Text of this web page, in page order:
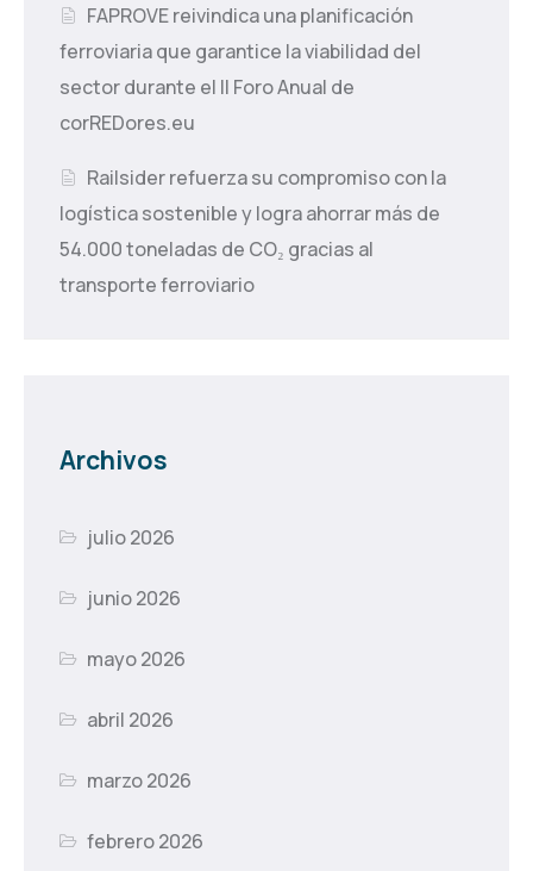
FAPROVE reivindica una planificación
ferroviaria que garantice la viabilidad del
sector durante el II Foro Anual de
corREDores.eu
Railsider refuerza su compromiso con la
logística sostenible y logra ahorrar más de
54.000 toneladas de CO₂ gracias al
transporte ferroviario
Archivos
julio 2026
junio 2026
mayo 2026
abril 2026
marzo 2026
febrero 2026